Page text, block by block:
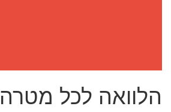
הלוואה לכל מטרה